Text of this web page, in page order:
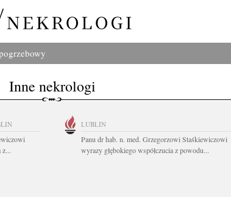
Inne nekrologi
z...
LUBLIN
Panu dr hab. n. med. Grzegorzowi Staśkiewiczowi
wyrazy głębokiego współczucia z powodu...